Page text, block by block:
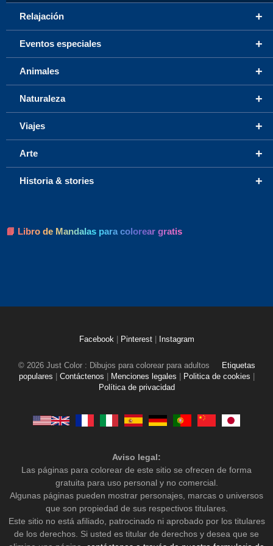
+
Relajación
+
Eventos especiales
+
Animales
+
Naturaleza
+
Viajes
+
Arte
+
Historia & stories
📘 Libro de Mandalas para colorear gratis
Facebook Pinterest Instagram
© 2026 Just Color : Dibujos para colorear para adultos
Etiquetas
populares
Contáctenos Menciones legales Politica de cookies
Política de privacidad
Aviso legal:
Las páginas para colorear de este sitio se ofrecen de forma
gratuita para uso personal y no comercial.
Algunas páginas pueden mostrar personajes, marcas o universos
que son propiedad de sus respectivos titulares.
Este sitio no está afiliado, patrocinado ni aprobado por los titulares
de los derechos. Si usted es titular de derechos y desea que se